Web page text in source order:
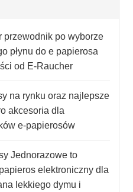
przewodnik po wyborze
płynu do e papierosa
od E-Raucher
na rynku oraz najlepsze
akcesoria dla
e-papierosów
Jednorazowe to
elektroniczny dla
lekkiego dymu i